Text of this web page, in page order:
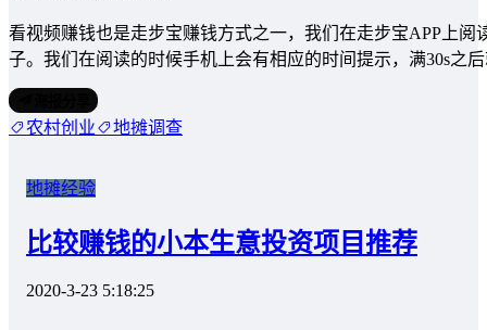
看视频赚钱也是走步宝赚钱方式之一，我们在走步宝APP上
子。我们在阅读的时候手机上会有相应的时间提示，满30s之
农村创业 地摊调查
地摊经验
比较赚钱的小本生意投资项目推荐
2020-3-23 5:18:25